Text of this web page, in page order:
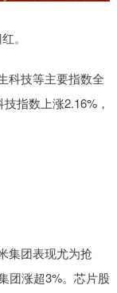
。
技等主要指数全
指数上涨2.16%，
团表现尤为抢
团涨超3%。芯片股